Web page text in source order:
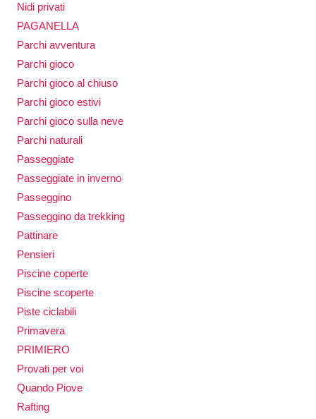
Nidi privati
PAGANELLA
Parchi avventura
Parchi gioco
Parchi gioco al chiuso
Parchi gioco estivi
Parchi gioco sulla neve
Parchi naturali
Passeggiate
Passeggiate in inverno
Passeggino
Passeggino da trekking
Pattinare
Pensieri
Piscine coperte
Piscine scoperte
Piste ciclabili
Primavera
PRIMIERO
Provati per voi
Quando Piove
Rafting